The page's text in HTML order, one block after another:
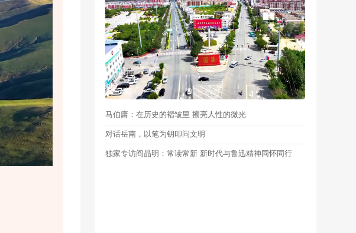
马伯庸：在历史的褶皱里 擦亮人性的微光
对话岳南，以笔为钥叩问文明
独家专访阎晶明：常读常新 新时代与鲁迅精神同怀同行